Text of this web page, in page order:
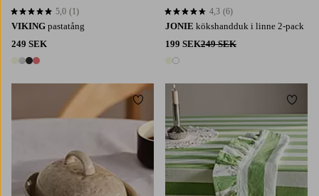
VIKING pastatång
249 SEK
4 färger
5,0 baserat på 1 st betyg
5,0 (1)
JONIE kökshandduk i linne 2-pack
199 SEK249 SEK
2 färger
4,3 baserat på 6 st betyg
4,3 (6)
Lägg till i favoriter Lägg